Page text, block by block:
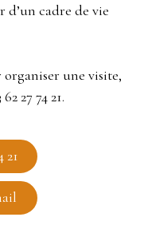
cadre de vie
une visite,
27 74 21.
21